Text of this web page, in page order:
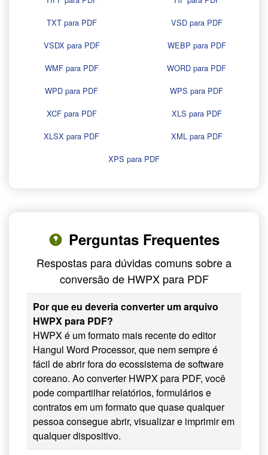
TXT para PDF
VSD para PDF
VSDX para PDF
WEBP para PDF
WMF para PDF
WORD para PDF
WPD para PDF
WPS para PDF
XCF para PDF
XLS para PDF
XLSX para PDF
XML para PDF
XPS para PDF
Perguntas Frequentes
Respostas para dúvidas comuns sobre a
conversão de HWPX para PDF
Por que eu deveria converter um arquivo
HWPX para PDF?
HWPX é um formato mais recente do editor
Hangul Word Processor, que nem sempre é
fácil de abrir fora do ecossistema de software
coreano. Ao converter HWPX para PDF, você
pode compartilhar relatórios, formulários e
contratos em um formato que quase qualquer
pessoa consegue abrir, visualizar e imprimir em
qualquer dispositivo.